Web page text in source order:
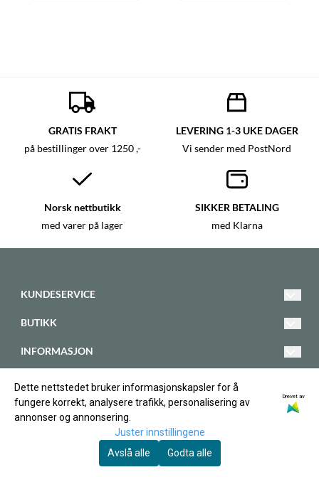
GRATIS FRAKT
på bestillinger over 1250 ,-
LEVERING 1-3 UKE DAGER
Vi sender med PostNord
Norsk nettbutikk
med varer på lager
SIKKER BETALING
med Klarna
KUNDESERVICE
bt@kristiansandsmadyrklinikk.no
Krittveien 58
4636 Kristiansand
Norge
BUTIKK
Kontakt oss
Opprett konto
Logg inn
INFORMASJON
Blogg
Facebook
Instagram
© Copyright Company, org. number 922 192 405
Dette nettstedet bruker informasjonskapsler for å
fungere korrekt, analysere trafikk, personalisering av
annonser og annonsering.
Drevet av
Juster innstillingene
Avslå alle
Godta alle